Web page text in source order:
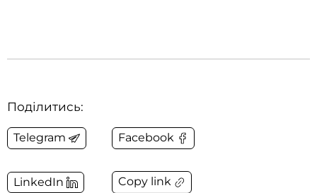
Поділитись:
Telegram Facebook
LinkedIn Copy link